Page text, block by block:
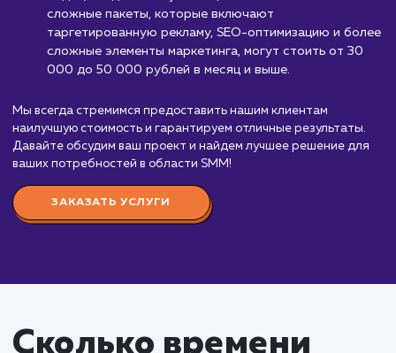
в социальных сетях
от 15 000 руб.
Продвижение в социальных сетях — это
способ общения бизнеса с аудиторией в
современном мире. Это важный элемент любой
маркетинговой стратегии, который помогает
увеличить узнаваемость бренда, привлечь новых
клиентов и увеличить продажи.
различные пакеты услуг, которые мы можем